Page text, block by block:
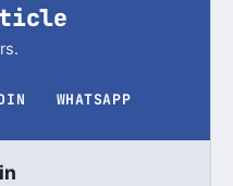
WHATSAPP